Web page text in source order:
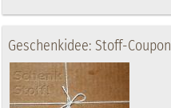
Geschenkidee: Stoff-Coupon